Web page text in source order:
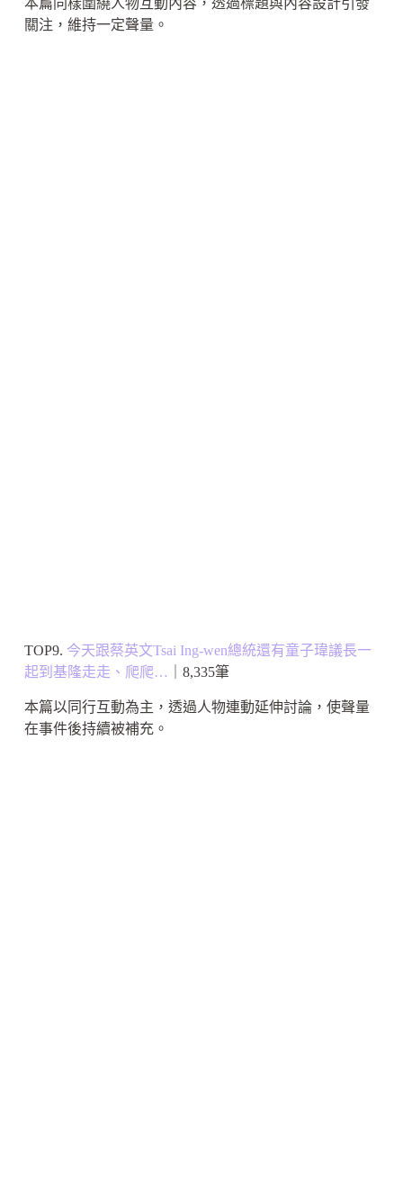
本篇同樣圍繞人物互動內容，透過標題與內容設計引發
關注，維持一定聲量。
TOP9. 今天跟蔡英文Tsai Ing-wen總統還有童子瑋議長一
起到基隆走走、爬爬…
｜8,335筆
本篇以同行互動為主，透過人物連動延伸討論，使聲量
在事件後持續被補充。